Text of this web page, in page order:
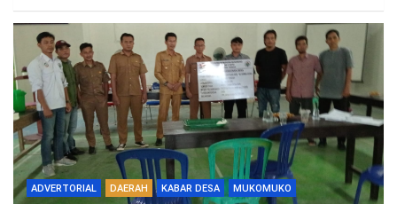
ADVERTORIAL DAERAH KABAR DESA MUKOMUKO